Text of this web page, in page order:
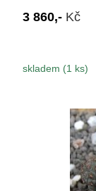
3 860,- Kč
skladem (1 ks)